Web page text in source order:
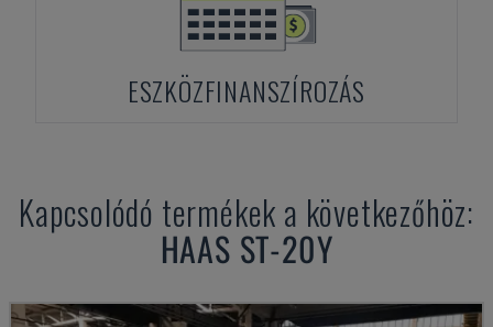
ESZKÖZFINANSZÍROZÁS
Kapcsolódó termékek a következőhöz:
HAAS ST-20Y